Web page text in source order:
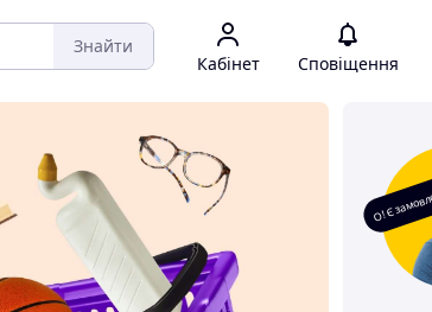
Знайти
Кабінет Сповіщення
О! Є